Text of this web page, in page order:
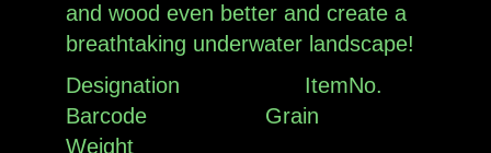
and wood even better and create a
breathtaking underwater landscape!
Designation ItemNo.
Barcode Grain
Weight